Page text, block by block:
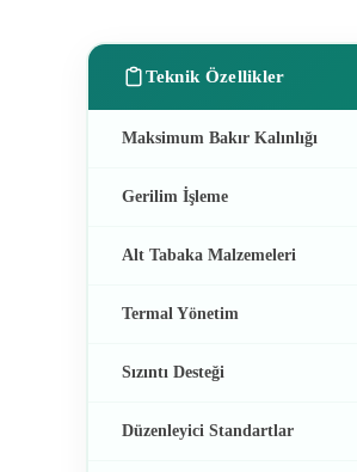
Teknik Özellikler
Maksimum Bakır Kalınlığı
Gerilim İşleme
Alt Tabaka Malzemeleri
Termal Yönetim
Sızıntı Desteği
Düzenleyici Standartlar